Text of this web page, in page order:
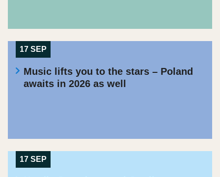
17 SEP
Music lifts you to the stars – Poland
awaits in 2026 as well
17 SEP